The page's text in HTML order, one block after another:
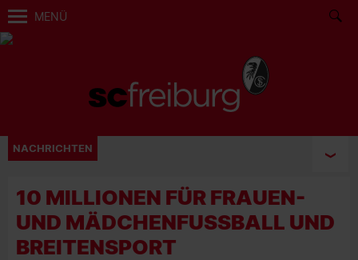
MENÜ
NACHRICHTEN
10 MILLIONEN FÜR FRAUEN-
UND MÄDCHENFUSSBALL UND B
REITENSPORT